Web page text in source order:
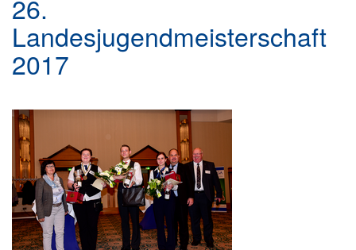
26.
Landesjugendmeisterschaft
2017